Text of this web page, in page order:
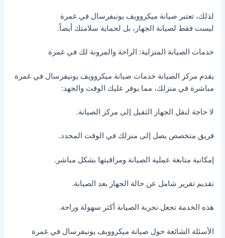
لذلك، تعتبر صيانة ميكروويف يونيفرسال في غمرة
ليست فقط لصيانة الجهاز، بل لحماية سلامتك أيضاً.
خدمات الصيانة المنزلية: الراحة والمرونة لك في غمرة
يقدم مركز الصيانة خدمات صيانة ميكروويف يونيفرسال في غمرة
مباشرة في منزلك، مما يوفر عليك الوقت والجهد:
لا حاجة لنقل الجهاز الثقيل إلى مركز الصيانة.
فريق متخصص يصل إلى منزلك في الوقت المحدد.
إمكانية متابعة عملية الصيانة ومراقبتها بشكل مباشر.
تقديم تقرير شامل عن حالة الجهاز بعد الصيانة.
هذه الخدمة تجعل تجربة الصيانة أكثر سهولة وراحة.
الأسئلة الشائعة حول صيانة ميكروويف يونيفرسال في غمرة